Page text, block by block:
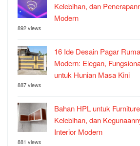
Kelebihan, dan
Modern
892 views
16 Ide Desain Pagar
Modern: Elegan,
untuk Hunian Masa Kini
887 views
Bahan HPL untuk
Kelebihan, dan
Interior Modern
881 views